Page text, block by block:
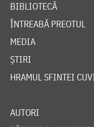
BIBLIOTECĂ
ÎNTREABĂ PREOTUL
MEDIA
ȘTIRI
HRAMUL SFINTEI
AUTORI